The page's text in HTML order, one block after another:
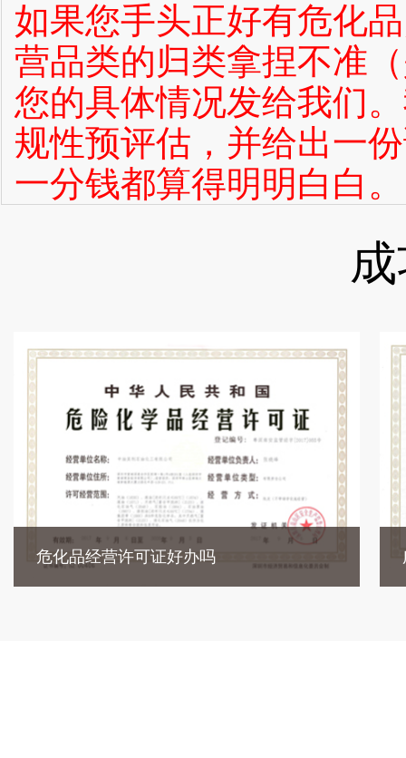
如果您手头正好有危化
营品类的归类拿捏不准
您的具体情况发给我们
规性预评估，并给出一
一分钱都算得明明白白。
危化品经营许可证好办吗